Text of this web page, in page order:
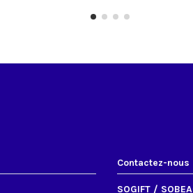
Contactez-nous
SOGIFT /